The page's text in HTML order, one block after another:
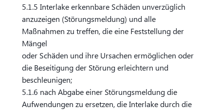
5.1.5 Interlake erkennbare Schäden unverzüglich
anzuzeigen (Störungsmeldung) und alle
Maßnahmen zu treffen, die eine Feststellung der
Mängel
oder Schäden und ihre Ursachen ermöglichen oder
die Beseitigung der Störung erleichtern und
beschleunigen;
5.1.6 nach Abgabe einer Störungsmeldung die
Aufwendungen zu ersetzen, die Interlake durch die